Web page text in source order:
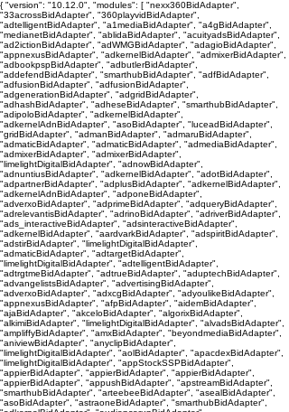
{ "version": "10.12.0", "modules": [ "nexx360BidAdapter",
"33acrossBidAdapter", "360playvidBidAdapter",
"adtelligentBidAdapter", "a1mediaBidAdapter", "a4gBidAdapter",
"medianetBidAdapter", "ablidaBidAdapter", "acuityadsBidAdapter",
"ad2ictionBidAdapter", "adWMGBidAdapter", "adagioBidAdapter",
"appnexusBidAdapter", "adkernelBidAdapter", "admixerBidAdapter",
"adbookpspBidAdapter", "adbutlerBidAdapter",
"addefendBidAdapter", "smarthubBidAdapter", "adfBidAdapter",
"adfusionBidAdapter", "adfusionBidAdapter",
"adgenerationBidAdapter", "adgridBidAdapter",
"adhashBidAdapter", "adheseBidAdapter", "smarthubBidAdapter",
"adipoloBidAdapter", "adkernelBidAdapter",
"adkernelAdnBidAdapter", "asoBidAdapter", "luceadBidAdapter",
"gridBidAdapter", "admanBidAdapter", "admaruBidAdapter",
"admaticBidAdapter", "admaticBidAdapter", "admediaBidAdapter",
"admixerBidAdapter", "admixerBidAdapter",
"limelightDigitalBidAdapter", "adnowBidAdapter",
"adnuntiusBidAdapter", "adkernelBidAdapter", "adotBidAdapter",
"adpartnerBidAdapter", "adplusBidAdapter", "adkernelBidAdapter",
"adkernelAdnBidAdapter", "adponeBidAdapter",
"adverxoBidAdapter", "adprimeBidAdapter", "adqueryBidAdapter",
"adrelevantisBidAdapter", "adrinoBidAdapter", "adriverBidAdapter",
"ads_interactiveBidAdapter", "adsinteractiveBidAdapter",
"adkernelBidAdapter", "aardvarkBidAdapter", "adspiritBidAdapter",
"adstirBidAdapter", "limelightDigitalBidAdapter",
"admaticBidAdapter", "adtargetBidAdapter",
"limelightDigitalBidAdapter", "adtelligentBidAdapter",
"adtrgtmeBidAdapter", "adtrueBidAdapter", "aduptechBidAdapter",
"advangelistsBidAdapter", "advertisingBidAdapter",
"adverxoBidAdapter", "adxcgBidAdapter", "adyoulikeBidAdapter",
"appnexusBidAdapter", "afpBidAdapter", "aidemBidAdapter",
"ajaBidAdapter", "akceloBidAdapter", "algorixBidAdapter",
"alkimiBidAdapter", "limelightDigitalBidAdapter", "alvadsBidAdapter",
"ampliffyBidAdapter", "amxBidAdapter", "beyondmediaBidAdapter",
"aniviewBidAdapter", "anyclipBidAdapter",
"limelightDigitalBidAdapter", "aolBidAdapter", "apacdexBidAdapter",
"limelightDigitalBidAdapter", "appStockSSPBidAdapter",
"appierBidAdapter", "appierBidAdapter", "appierBidAdapter",
"appierBidAdapter", "appushBidAdapter", "apstreamBidAdapter",
"smarthubBidAdapter", "arteebeeBidAdapter", "asealBidAdapter",
"asoBidAdapter", "astraoneBidAdapter", "smarthubBidAdapter",